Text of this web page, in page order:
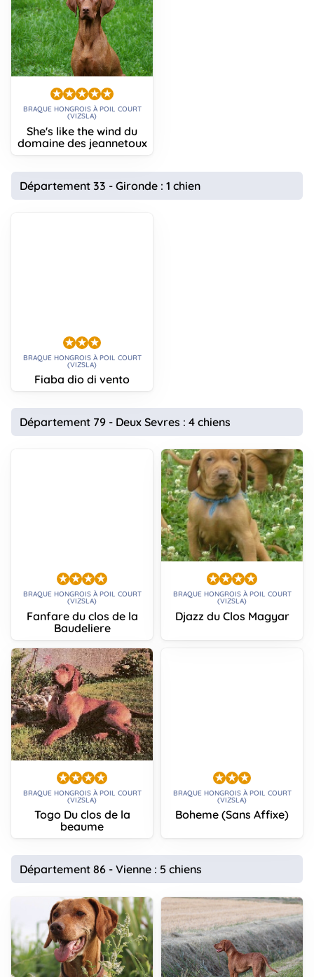
BRAQUE HONGROIS À POIL COURT
(VIZSLA)
She's like the wind du
domaine des jeannetoux
Département 33 - Gironde : 1 chien
BRAQUE HONGROIS À POIL COURT
(VIZSLA)
Fiaba dio di vento
Département 79 - Deux Sevres : 4 chiens
BRAQUE HONGROIS À POIL COURT
(VIZSLA)
Fanfare du clos de la
Baudeliere
BRAQUE HONGROIS À POIL COURT
(VIZSLA)
Djazz du Clos Magyar
BRAQUE HONGROIS À POIL COURT
(VIZSLA)
Togo Du clos de la
beaume
BRAQUE HONGROIS À POIL COURT
(VIZSLA)
Boheme (Sans Affixe)
Département 86 - Vienne : 5 chiens